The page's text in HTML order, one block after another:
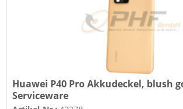
Huawei P40 Pro Akkudeckel, blush
Serviceware